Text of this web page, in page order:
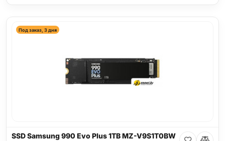
Под заказ, 3 дня
SSD Samsung 990 Evo Plus 1TB MZ-V9S1T0BW